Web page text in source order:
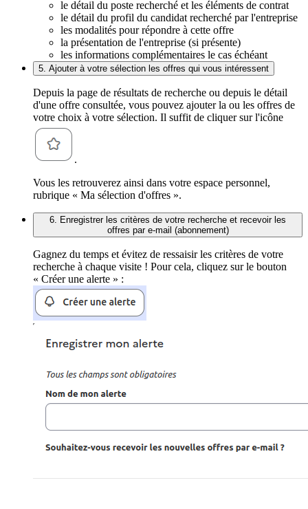
le détail du poste recherché et les éléments de contrat
le détail du profil du candidat recherché par l'entreprise
les modalités pour répondre à cette offre
la présentation de l'entreprise (si présente)
les informations complémentaires le cas échéant
5. Ajouter à votre sélection les offres qui vous intéressent
Depuis la page de résultats de recherche ou depuis le détail
d'une offre consultée, vous pouvez ajouter la ou les offres de
votre choix à votre sélection. Il suffit de cliquer sur l'icône
.
Vous les retrouverez ainsi dans votre espace personnel,
rubrique « Ma sélection d'offres ».
6. Enregistrer les critères de votre recherche et recevoir les
offres par e-mail (abonnement)
Gagnez du temps et évitez de ressaisir les critères de votre
recherche à chaque visite ! Pour cela, cliquez sur le bouton
« Créer une alerte » :